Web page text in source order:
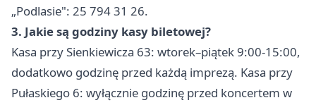
„Podlasie": 25 794 31 26.
3. Jakie są godziny kasy biletowej?
Kasa przy Sienkiewicza 63: wtorek–piątek 9:00-15:00,
dodatkowo godzinę przed każdą imprezą. Kasa przy
Pułaskiego 6: wyłącznie godzinę przed koncertem w